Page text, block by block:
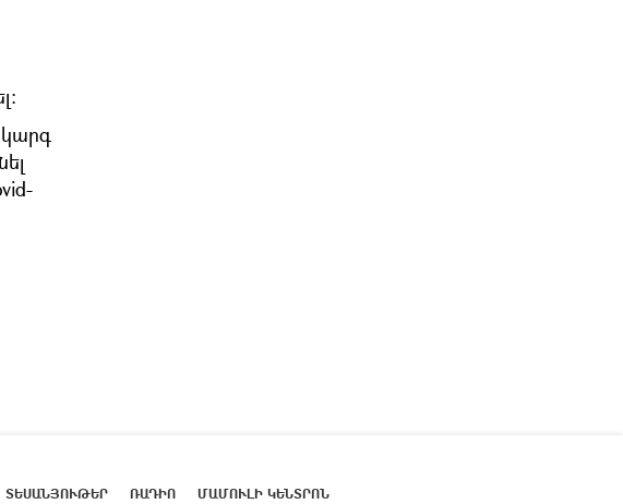
ՏԵՍԱՆՅՈՒԹԵՐ ՌԱԴԻՈ ՄԱՄՈՒԼԻ ԿԵՆՏՐՈՆ